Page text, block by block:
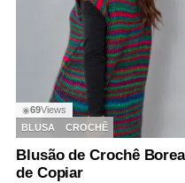
◉69Views
BLUSA
CROCHÊ
Blusão de Crochê
de Copiar